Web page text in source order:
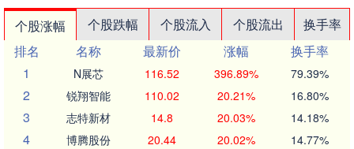
个股涨幅 个股跌幅 个股流入 个股流出
换手率
排名
名称 最新价 涨幅
换手率
1
N展芯 116.52 396.89% 79.39%
2 锐翔智能 110.02 20.21% 16.80%
3 志特新材 14.8 20.03% 14.18%
4 博腾股份 20.44 20.02% 14.77%